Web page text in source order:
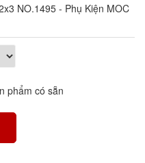
NO.1495 - Phụ Kiện MOC
phẩm có sẵn